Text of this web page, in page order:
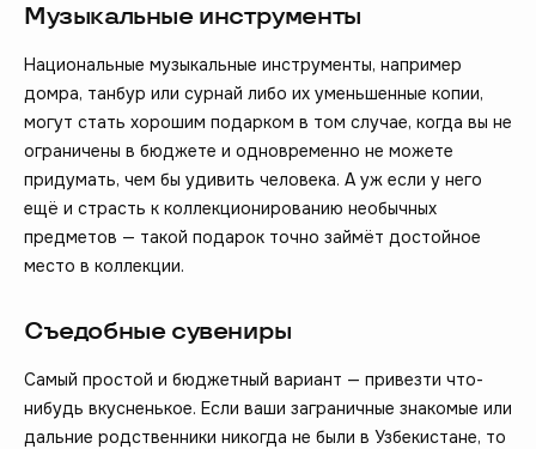
Музыкальные инструменты
Национальные музыкальные инструменты, например
домра, танбур или сурнай либо их уменьшенные копии,
могут стать хорошим подарком в том случае, когда вы не
ограничены в бюджете и одновременно не можете
придумать, чем бы удивить человека. А уж если у него
ещё и страсть к коллекционированию необычных
предметов — такой подарок точно займёт достойное
место в коллекции.
Съедобные сувениры
Самый простой и бюджетный вариант — привезти что-
нибудь вкусненькое. Если ваши заграничные знакомые или
дальние родственники никогда не были в Узбекистане, то